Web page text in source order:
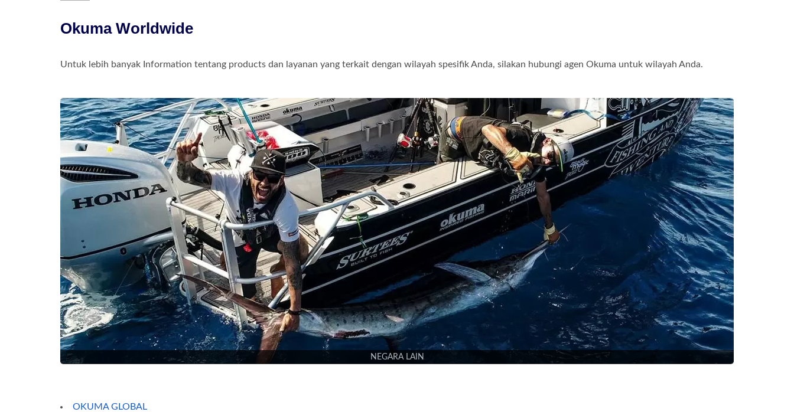
NEGARA LAIN
Okuma Worldwide
Untuk lebih banyak Information tentang products dan layanan yang terkait dengan wilayah spesifik Anda, silakan hubungi agen Okuma untuk wilayah Anda.
OKUMA GLOBAL